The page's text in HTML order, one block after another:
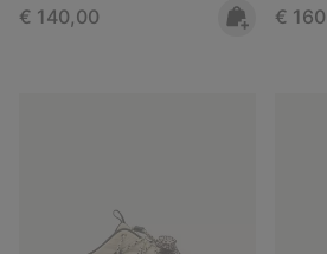
Regular price:
€ 140,00 €